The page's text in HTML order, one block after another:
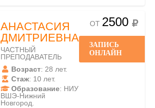
АНАСТАСИЯ
ДМИТРИЕВНА
ЧАСТНЫЙ
ПРЕПОДАВАТЕЛЬ
Возраст: 28 лет.
Стаж: 10 лет.
Образование: НИУ
ВШЭ-Нижний
Новгород.
ОТ 2500
ЗАПИСЬ
ОНЛАЙН